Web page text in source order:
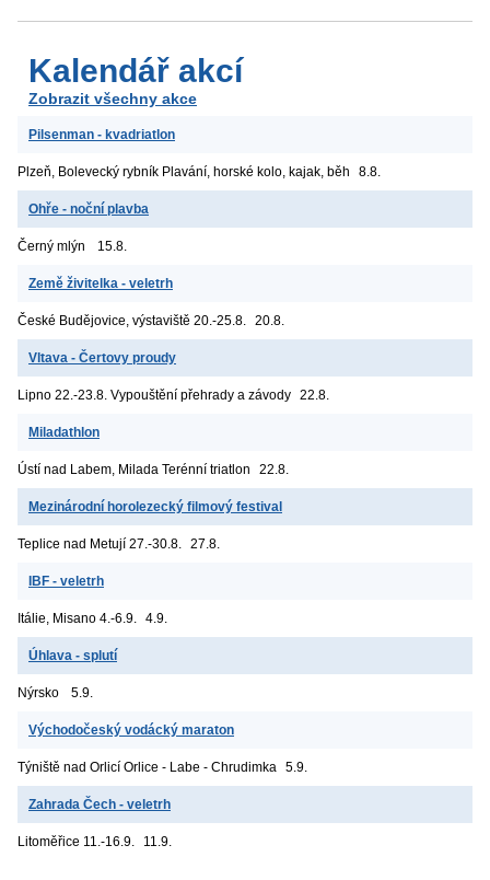
Kalendář akcí
Zobrazit všechny akce
Pilsenman - kvadriatlon
Plzeň, Bolevecký rybník Plavání, horské kolo, kajak, běh 8.8.
Ohře - noční plavba
Černý mlýn 15.8.
Země živitelka - veletrh
České Budějovice, výstaviště 20.-25.8. 20.8.
Vltava - Čertovy proudy
Lipno 22.-23.8. Vypouštění přehrady a závody 22.8.
Miladathlon
Ústí nad Labem, Milada Terénní triatlon 22.8.
Mezinárodní horolezecký filmový festival
Teplice nad Metují 27.-30.8. 27.8.
IBF - veletrh
Itálie, Misano 4.-6.9. 4.9.
Úhlava - splutí
Nýrsko 5.9.
Východočeský vodácký maraton
Týniště nad Orlicí Orlice - Labe - Chrudimka 5.9.
Zahrada Čech - veletrh
Litoměřice 11.-16.9. 11.9.